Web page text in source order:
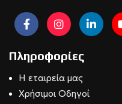
Πληροφορίες
Η εταιρεία μας
Χρήσιμοι Οδηγοί